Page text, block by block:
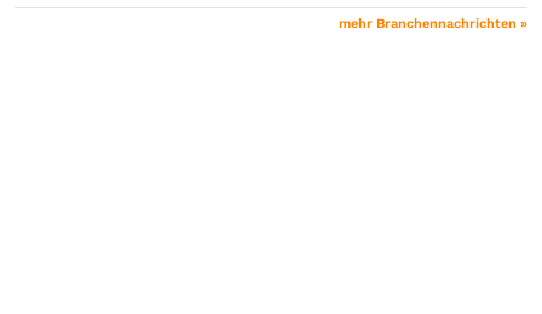
mehr Branchennachrichten »